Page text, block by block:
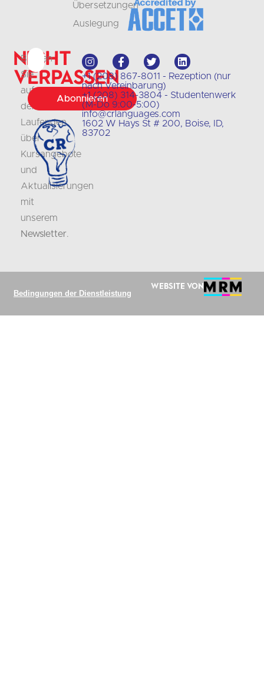
Nicht
verpassen
Bleiben
Sie
auf
dem
Laufenden
über
Kursangebote
und
Aktualisierungen
mit
unserem
Newsletter.
Abonnieren
+1 (208) 867-8011 - Rezeption (nur
nach Vereinbarung)
+1 (208) 314-3804 - Studentenwerk
(M-Do 9:00-5:00)
info@crlanguages.com
1602 W Hays St # 200, Boise, ID,
83702
Übersetzungen
Auslegung
Bedingungen der Dienstleistung
Website von